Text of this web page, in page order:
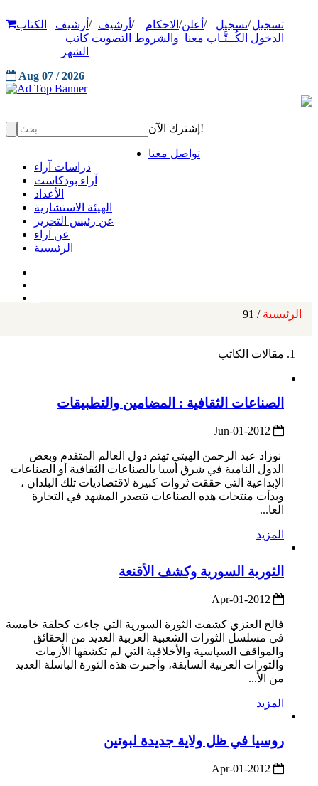
تسجيل
الدخول
/تسجيل
الكُــتَّـاب
/ أعلن
معنا
/ الاحكام
والشروط
/ أرشيف
التصويت
/ أرشيف
كاتب
الشهر
الكتاب
Aug 07 / 2026
إشترك الآن!
تواصل معنا
دراسات آراء
آراء بودكاست
الأعداد
الهيئة الاستشارية
عن رئيس التحرير
عن آراء
الرئيسية
الرئيسية / 91
مقالات الكاتب
الصناعات الثقافية : المضامين والتطبيقات
نوزاد عبد الرحمن الهيتي تهتم دول العالم المتقدم وبعض
الدول النامية في شرق أسيا بالصناعات الثقافية أو الصناعات
الإبداعية التي حققت ثروات كبيرة لاقتصاديات تلك البلدان ،
وبدأت منتجات هذه الصناعات تتصدر المشهد في التجارة
العا...
المزيد
الثورية السورية وكشف الأقنعة
فالح العنزي كشفت الثورة السورية التي جاءت كحلقة خامسة
في مسلسل الثورات الشعبية العربية العديد من الحقائق
والمواقف السياسية والأخلاقية التي لم تكشفها الأزمات
والثورات العربية السابقة، وأجبرت هذه الثورة الباسلة العديد
من الأ...
المزيد
روسيا في ظل ولاية جديدة لبوتين